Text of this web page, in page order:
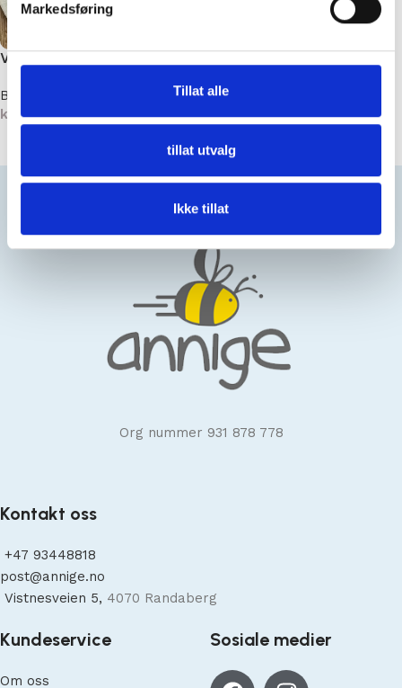
Markedsføring
Tillat alle
tillat utvalg
Ikke tillat
Votteblokker med buet tupp
Blokkere og målere
kr
99,00 – kr269,00
Org nummer 931 878 778
Kontakt oss
+47 93448818
post@annige.no
Vistnesveien 5, 4070 Randaberg
Kundeservice
Om oss
Sosiale medier